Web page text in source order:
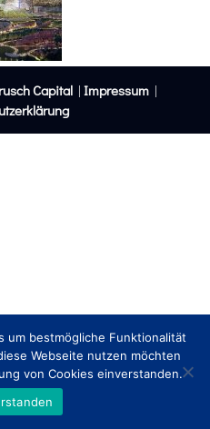
Capital |Impressum |
um bestmögliche Funktionalität
Webseite nutzen möchten
von Cookies einverstanden.